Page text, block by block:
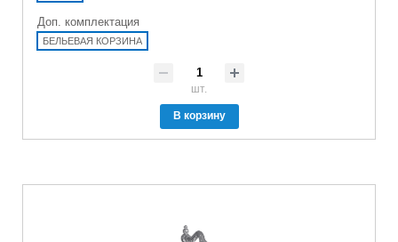
Доп. комплектация
БЕЛЬЕВАЯ КОРЗИНА
шт.
В корзину